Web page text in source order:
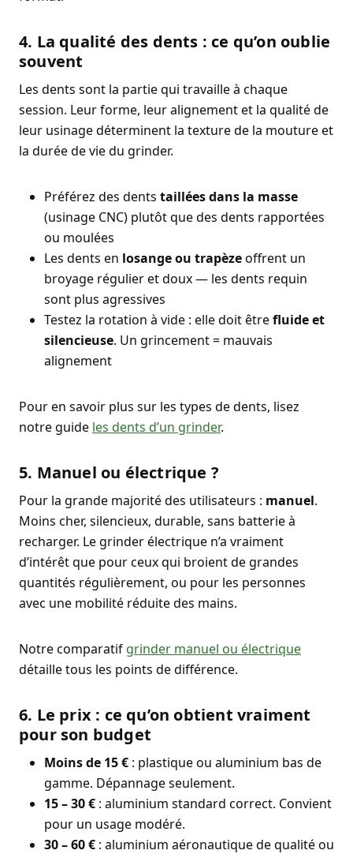
4. La qualité des dents : ce qu’on oublie
souvent
Les dents sont la partie qui travaille à chaque
session. Leur forme, leur alignement et la qualité de
leur usinage déterminent la texture de la mouture et
la durée de vie du grinder.
Préférez des dents taillées dans la masse
(usinage CNC) plutôt que des dents rapportées
ou moulées
Les dents en losange ou trapèzeoffrent un
broyage régulier et doux — les dents requin
sont plus agressives
Testez la rotation à vide : elle doit êtrefluide et
silencieuse. Un grincement = mauvais
alignement
Pour en savoir plus sur les types de dents, lisez
notre guide les dents d’un grinder.
5. Manuel ou électrique ?
Pour la grande majorité des utilisateurs : manuel.
Moins cher, silencieux, durable, sans batterie à
recharger. Le grinder électrique n’a vraiment
d’intérêt que pour ceux qui broient de grandes
quantités régulièrement, ou pour les personnes
avec une mobilité réduite des mains.
Notre comparatif grinder manuel ou électrique
détaille tous les points de différence.
6. Le prix : ce qu’on obtient vraiment
pour son budget
Moins de 15 € : plastique ou aluminium bas de
gamme. Dépannage seulement.
15 – 30 € : aluminium standard correct. Convient
pour un usage modéré.
30 – 60 € : aluminium aéronautique de qualité ou